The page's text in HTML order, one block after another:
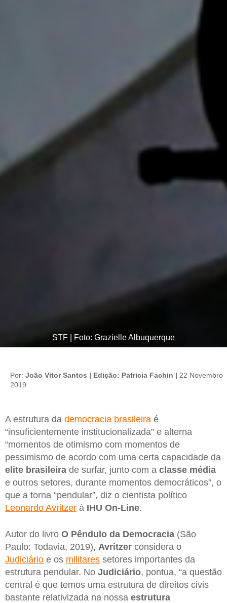
STF | Foto: Grazielle Albuquerque
Por: João Vitor Santos | Edição: Patricia Fachin | 22 Novembro
2019
A estrutura da democracia brasileira é
“insuficientemente institucionalizada” e alterna
“momentos de otimismo com momentos de
pessimismo de acordo com uma certa capacidade da
elite brasileira de surfar, junto com a classe média
e outros setores, durante momentos democráticos”, o
que a torna “pendular”, diz o cientista político
Leonardo Avritzer à IHU On-Line.
Autor do livro O Pêndulo da Democracia (São
Paulo: Todavia, 2019), Avritzer considera o
Judiciário e os militares setores importantes da
estrutura pendular. No Judiciário, pontua, “a questão
central é que temos uma estrutura de direitos civis
bastante relativizada na nossa estrutura